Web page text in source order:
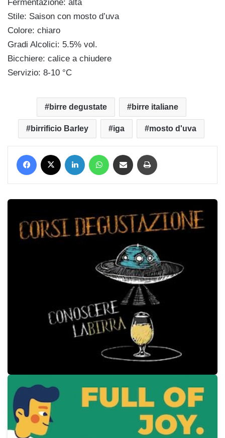
Fermentazione: alta
Stile: Saison con mosto d’uva
Colore: chiaro
Gradi Alcolici: 5.5% vol.
Bicchiere: calice a chiudere
Servizio: 8-10 °C
birre degustate birre italiane
birrificio Barley iga mosto d'uva
Facebook LinkedIn WhatsApp Condividi via mail